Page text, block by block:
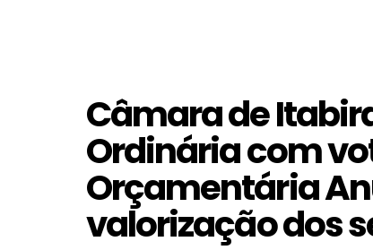
Câmara de
Ordinária com
Orçamentária
valorização dos